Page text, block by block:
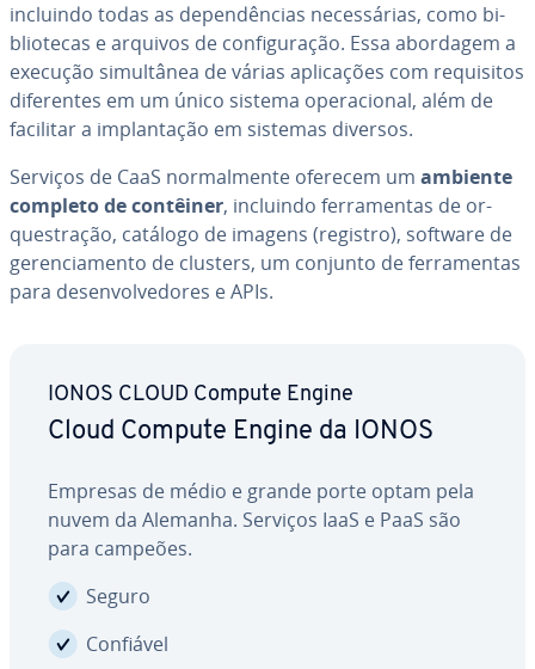
incluindo todas as de­pen­dên­cias ne­ces­sá­rias, como bi­
bli­o­te­cas e arquivos de con­fi­gu­ra­ção. Essa abordagem a
execução si­mul­tâ­nea de várias apli­ca­ções com re­qui­si­tos
di­fe­ren­tes em um único sistema ope­ra­ci­o­nal, além de
facilitar a im­plan­ta­ção em sistemas diversos.
Serviços de CaaS nor­mal­mente oferecem um ambiente
completo de contêiner, incluindo fer­ra­men­tas de or­
ques­tra­ção, catálogo de imagens (registro), software de
ge­ren­ci­a­mento de clusters, um conjunto de fer­ra­men­tas
para de­sen­vol­ve­do­res e APIs.
IONOS CLOUD Compute Engine
Cloud Compute Engine da IONOS
Empresas de médio e grande porte optam pela
nuvem da Alemanha. Serviços IaaS e PaaS são
para campeões.
Seguro
Confiável